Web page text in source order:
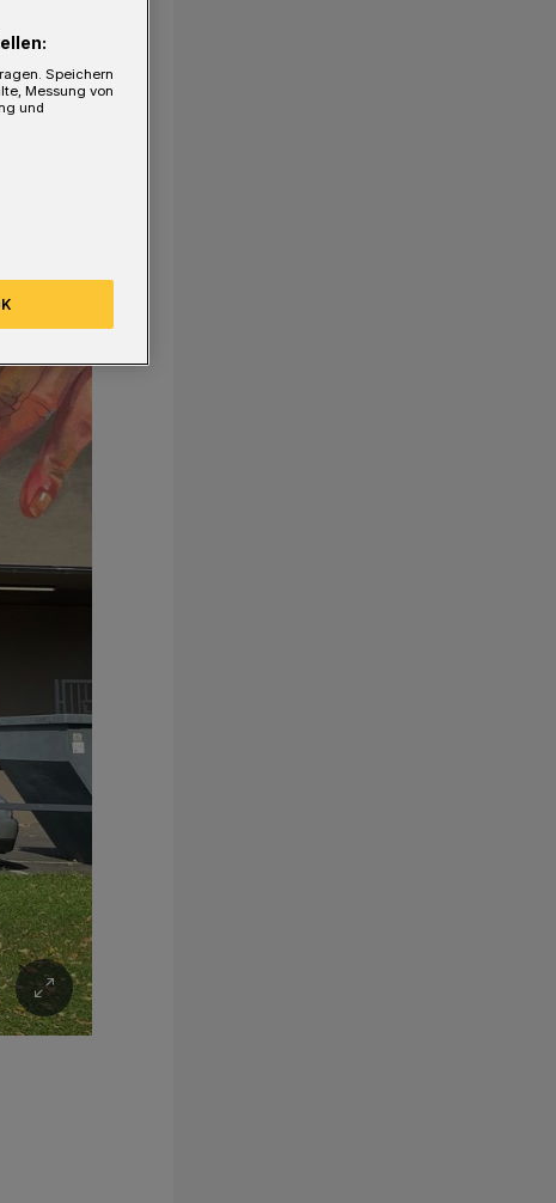
Speichern
Messung von
und